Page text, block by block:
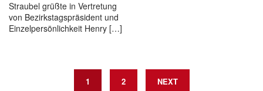
Straubel grüßte in Vertretung
von Bezirkstagspräsident und
Einzelpersönlichkeit Henry […]
1 2 NEXT